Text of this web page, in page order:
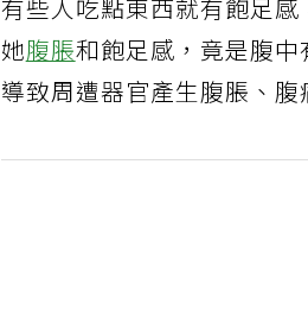
有些人吃點東西就有飽足
她腹脹和飽足感，竟是腹
導致周遭器官產生腹脹、腹